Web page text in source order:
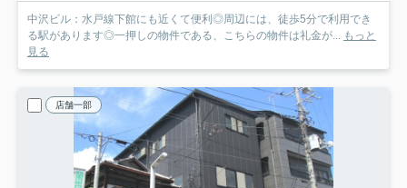
中沢ビル：水戸線下館にも近くて便利◎周辺には、徒歩5分で利用でき
る駅があります◎一押しの物件である、こちらの物件は礼金が... もっと
見る
店舗一部